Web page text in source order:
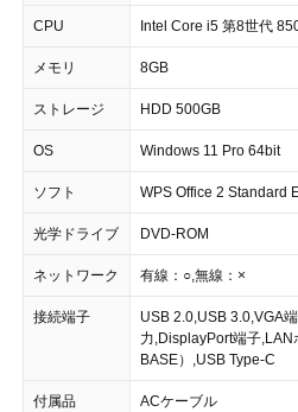
CPU Intel Core i5 第8世代
メモリ 8GB
ストレージ HDD 500GB
OS Windows 11 Pro 64bit
ソフト WPS Office 2 Standard
光学ドライブ DVD-ROM
ネットワーク 有線：○,無線：×
接続端子
USB 2.0,USB 3.0,VGA
力,DisplayPort端子
BASE）,USB Type-C
付属品 ACケーブル